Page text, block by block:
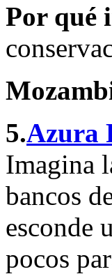
Por qué
5.Azura
Imagina
bancos
esconde
pocos